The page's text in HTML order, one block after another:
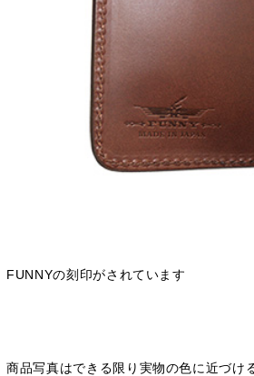
FUNNYの刻印がされています
商品写真はできる限り実物の色に近づけ